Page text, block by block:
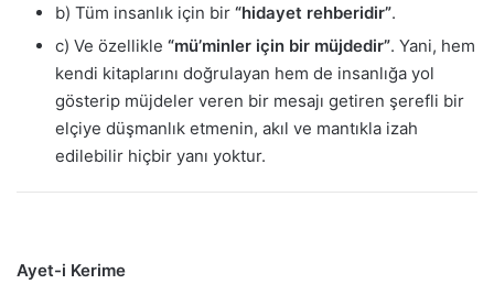
b) Tüm insanlık için bir “hidayet rehberidir”.
c) Ve özellikle “mü’minler için bir müjdedir”. Yani, hem
kendi kitaplarını doğrulayan hem de insanlığa yol
gösterip müjdeler veren bir mesajı getiren şerefli bir
elçiye düşmanlık etmenin, akıl ve mantıkla izah
edilebilir hiçbir yanı yoktur.
Ayet-i Kerime